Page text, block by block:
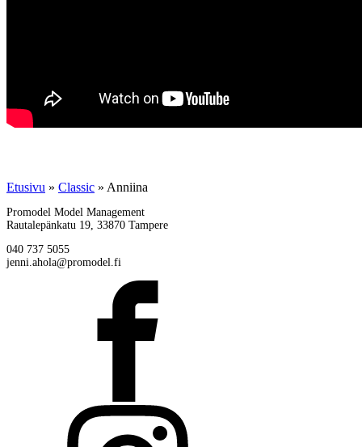
Etusivu » Classic » Anniina
Promodel Model Management
Rautalepänkatu 19, 33870 Tampere
040 737 5055
jenni.ahola@promodel.fi